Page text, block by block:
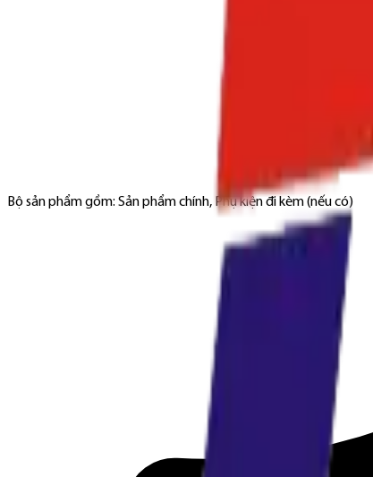
Bộ sản phẩm gồm: Sản phẩm chính, Phụ kiện đi kèm (nếu có)